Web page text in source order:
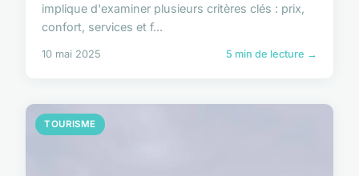
implique d'examiner plusieurs critères clés : prix,
confort, services et f...
10 mai 2025 5 min de lecture →
TOURISME